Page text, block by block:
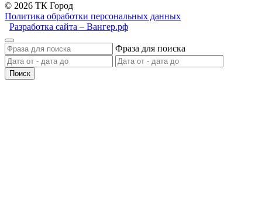
© 2026 ТК Город
Политика обработки персональных данных
Разработка сайта – Вангер.рф
Фраза для поиска
Поиск